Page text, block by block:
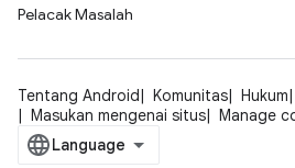
Pelacak Masalah
Tentang Android Komunitas Hukum
Masukan mengenai situs
Manage